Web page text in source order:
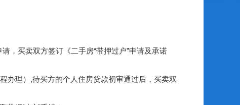
，买卖双方签订《二手房“带押过户”申请及承诺
理）,待买方的个人住房贷款初审通过后，买卖双